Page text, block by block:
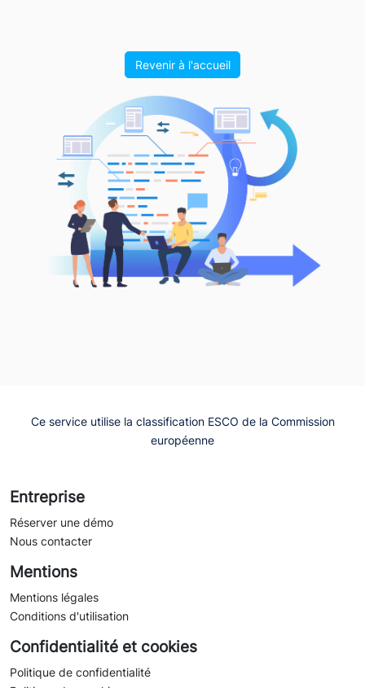
Revenir à l'accueil
Ce service utilise la classification ESCO de la Commission
européenne
Entreprise
Réserver une démo
Nous contacter
Mentions
Mentions légales
Conditions d'utilisation
Confidentialité et cookies
Politique de confidentialité